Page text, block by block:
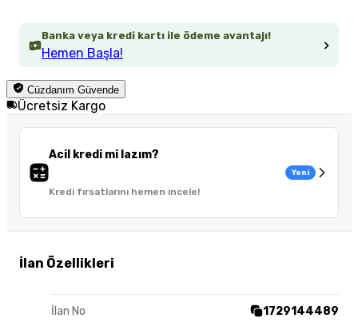
Banka veya kredi kartı ile ödeme avantajı!
Hemen Başla!
Cüzdanım Güvende
Ücretsiz Kargo
Acil kredi mi lazım?
Kredi fırsatlarını hemen incele!
Yeni
İlan Özellikleri
İlan No 1729144489